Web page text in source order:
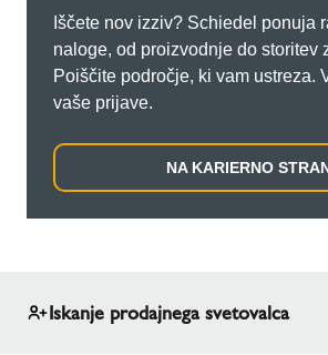
Iščete nov izziv? Schiedel ponuja
naloge, od proizvodnje do storitev
Poiščite področje, ki vam ustreza.
vaše prijave.
NA KARIERNO
Iskanje prodajnega svetovalca